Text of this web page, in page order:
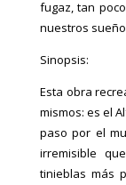
fugaz, tan
nuestros
Sinopsis:
Esta obra
mismos: es el
paso por el
irremisible
tinieblas más